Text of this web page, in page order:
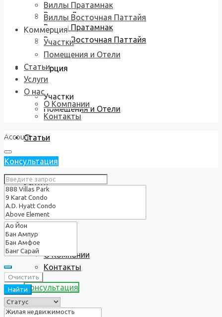
Виллы Джомтьен
Виллы Пратамнак
Виллы Восточная Паттайя
Коммерция
Участки
Помещения и Отели
Статьи
Услуги
О нас
О Компании
Контакты
Консультация
Виллы Пратамнак
Виллы Восточная Паттайя
Коммерция
Участки
Помещения и Отели
Статьи
Услуги
О нас
О Компании
Контакты
Account
Консультация
Очистить
Найти